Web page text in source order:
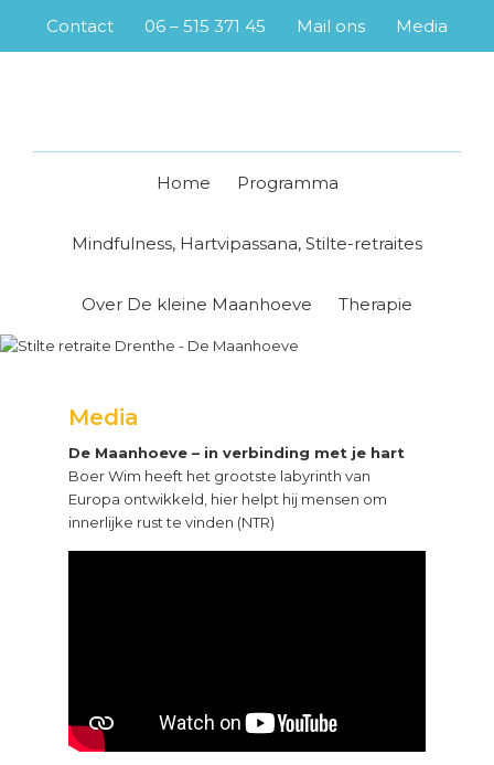
primary
main
footer
Contact 06 – 515 371 45 Mail ons Media
Home Programma
Mindfulness, Hartvipassana, Stilte-retraites
Over De kleine Maanhoeve Therapie
Media
De Maanhoeve – in verbinding met je hart
Boer Wim heeft het grootste labyrinth van
Europa ontwikkeld, hier helpt hij mensen om
innerlijke rust te vinden (NTR)